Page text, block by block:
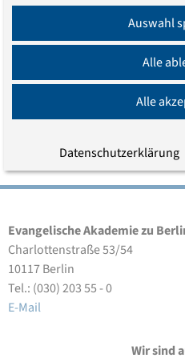
Medizinethik
Erschienen am 27.07.2017
Aktualisiert am 27.07.2017
Evangelische Akademie zu
Charlottenstraße 53/54
10117 Berlin
Tel.: (030) 203 55 - 0
E-Mail
Wir sind
Auswahl
Alle
Alle
Datenschutzerklärung